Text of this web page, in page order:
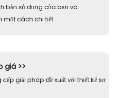
bản sử dụng của bạn và
một cách chi tiết
giá >>
giải pháp đề xuất với thiết kế sơ